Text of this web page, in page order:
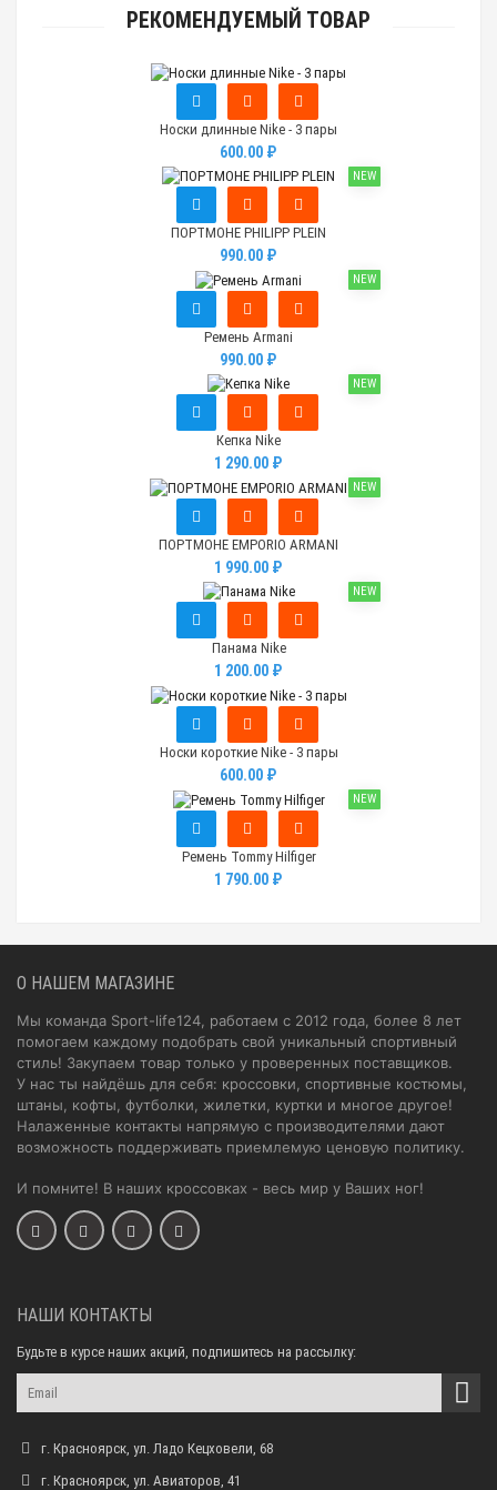
РЕКОМЕНДУЕМЫЙ ТОВАР
Носки длинные Nike - 3 пары
600.00 ₽
NEW
ПОРТМОНЕ PHILIPP PLEIN
990.00 ₽
NEW
Ремень Armani
990.00 ₽
NEW
Кепка Nike
1 290.00 ₽
NEW
ПОРТМОНЕ EMPORIO ARMANI
1 990.00 ₽
NEW
Панама Nike
1 200.00 ₽
Носки короткие Nike - 3 пары
600.00 ₽
NEW
Ремень Tommy Hilfiger
1 790.00 ₽
О НАШЕМ МАГАЗИНЕ
Мы команда Sport-life124, работаем с 2012 года, более 8 лет
помогаем каждому подобрать свой уникальный спортивный
стиль! Закупаем товар только у проверенных поставщиков.
У нас ты найдёшь для себя: кроссовки, спортивные костюмы,
штаны, кофты, футболки, жилетки, куртки и многое другое!
Налаженные контакты напрямую с производителями дают
возможность поддерживать приемлемую ценовую политику.
И помните! В наших кроссовках - весь мир у Ваших ног!
НАШИ КОНТАКТЫ
Будьте в курсе наших акций, подпишитесь на рассылку:
г. Красноярск, ул. Ладо Кецховели, 68
г. Красноярск, ул. Авиаторов, 41